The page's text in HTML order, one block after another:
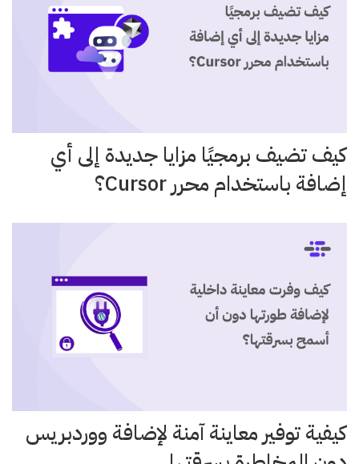
كيف تضيف برمجيًا مزايا جديدة إلى أي
إضافة باستخدام محرر Cursor؟
كيفية توفير معاينة آمنة لإضافة ووردبريس